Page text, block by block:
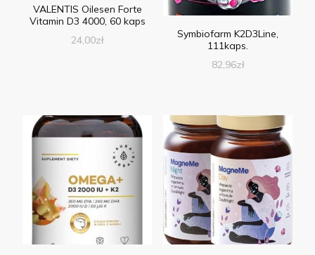
VALENTIS Oilesen Forte
Vitamin D3 4000, 60 kaps
24,00zł
Symbiofarm K2D3Line,
111kaps.
82,96zł